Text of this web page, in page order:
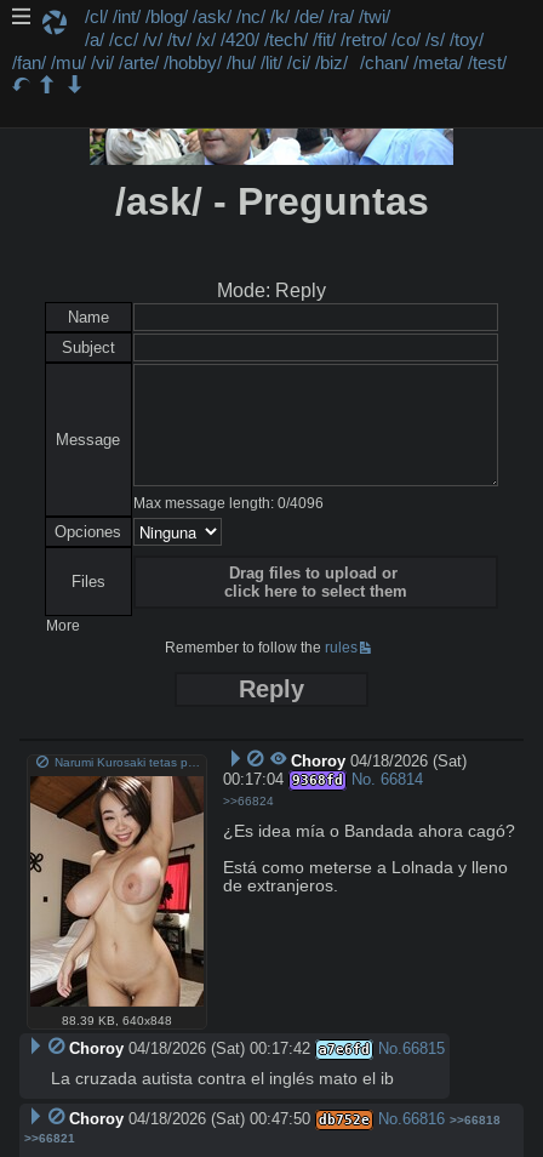
/cl/ /int/ /blog/ /ask/ /nc/ /k/ /de/ /ra/ /twi/
/a/ /cc/ /v/ /tv/ /x/ /420/ /tech/ /fit/ /retro/ /co/ /s/ /toy/
/fan/ /mu/ /vi/ /arte/ /hobby/ /hu/ /lit/ /ci/ /biz/ /chan/ /meta/ /test/
/ask/ - Preguntas
Mode: Reply
Name
Subject
Message
Max message length: 0/4096
Opciones
Files
Drag files to upload or
click here to select them
More
Remember to follow therules
Reply
88.39 KB ,640x848
Choroy 04/18/2026 (Sat)
00:17:04 9368fd No. 66814
>>66824
¿Es idea mía o Bandada ahora cagó?
Está como meterse a Lolnada y lleno
de extranjeros.
Choroy 04/18/2026 (Sat) 00:17:42 a7e6fd No.66815
La cruzada autista contra el inglés mato el ib
Choroy 04/18/2026 (Sat) 00:47:50 db752e No.66816 >>66818
>>66821